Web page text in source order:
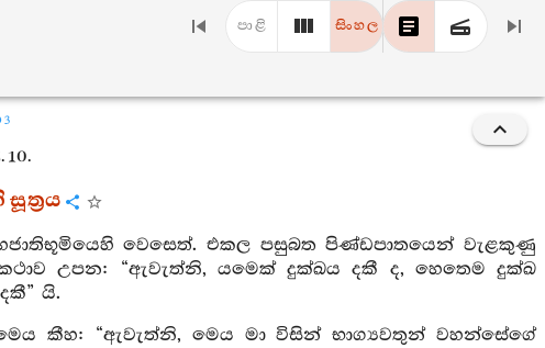
පාළි සිංහල
10.
වෙසෙත්. එකල පසුබත පිණ්ඩපාතයෙන් වැළකුණු
උපන: “ඇවැත්නි, යමෙක් දුක්ඛය දකී ද, හෙතෙම දුක්ඛ
යි.
කීහ: “ඇවැත්නි, මෙය මා විසින් භාග්‍යවතුන් වහන්සේගේ